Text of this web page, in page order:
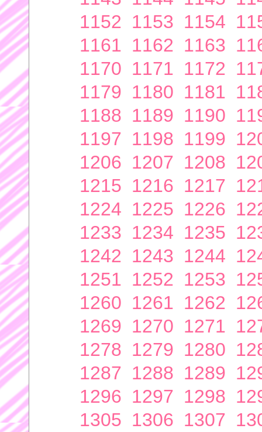
1152 1153 1154
1161 1162 1163
1170 1171 1172
1179 1180 1181
1188 1189 1190
1197 1198 1199
1206 1207 1208
1215 1216 1217
1224 1225 1226
1233 1234 1235
1242 1243 1244
1251 1252 1253
1260 1261 1262
1269 1270 1271
1278 1279 1280
1287 1288 1289
1296 1297 1298
1305 1306 1307